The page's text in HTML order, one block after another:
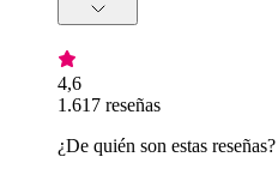
4,6
1.617 reseñas
¿De quién son estas reseñas?